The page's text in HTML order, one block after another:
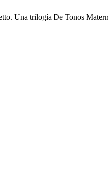
Una trilogía De Tonos